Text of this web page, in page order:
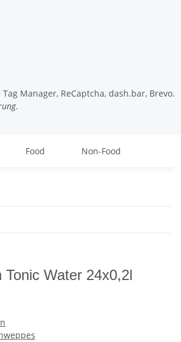
Manager, ReCaptcha, dash.bar, Brevo.
.
Food Non-Food
Water 24x0,2l